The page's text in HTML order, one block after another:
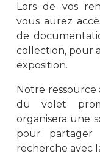
Lors de vos
vous aurez
de
collection, pour
exposition.
Notre ressource
du volet
organisera une
pour
recherche avec